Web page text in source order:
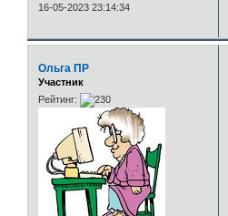
16-05-2023 23:14:34
Ольга ПР
Участник
Рейтинг: